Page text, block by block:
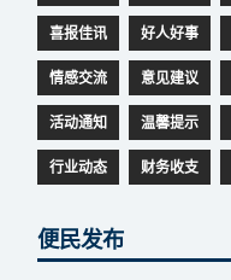
喜报佳讯 好人好事
情感交流 意见建议
活动通知 温馨提示
行业动态 财务收支
便民发布